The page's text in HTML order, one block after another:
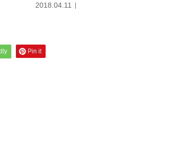
2018.04.11
Pin it